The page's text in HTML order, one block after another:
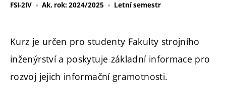
FSI-2IV Ak. rok: 2024/2025 Letní semestr
Kurz je určen pro studenty Fakulty strojního
inženýrství a poskytuje základní informace pro
rozvoj jejich informační gramotnosti.